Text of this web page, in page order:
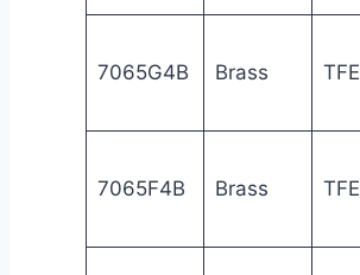
7065G4B Brass TFE
7065F4B Brass TFE